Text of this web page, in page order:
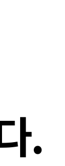
.